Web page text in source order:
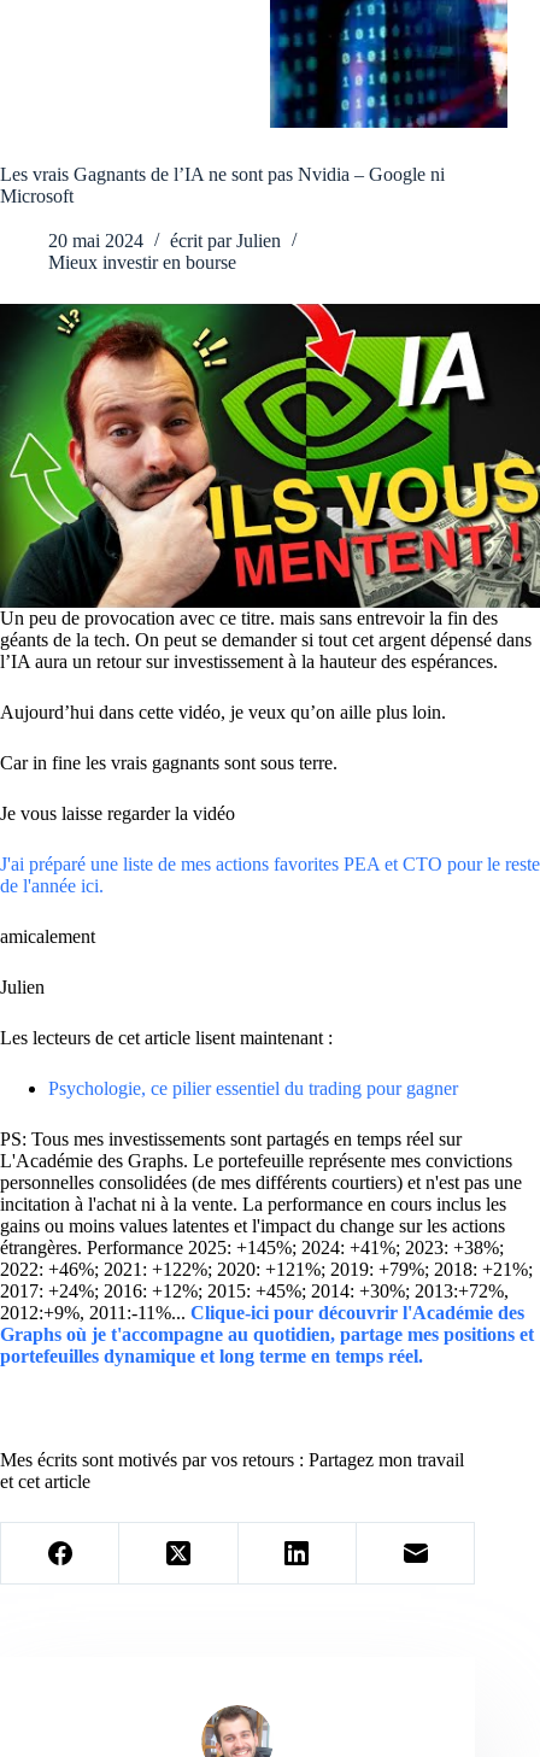
Les vrais Gagnants de l’IA ne sont pas Nvidia – Google ni
Microsoft
20 mai 2024 écrit par Julien
Mieux investir en bourse
Un peu de provocation avec ce titre. mais sans entrevoir la fin des
géants de la tech. On peut se demander si tout cet argent dépensé dans
l’IA aura un retour sur investissement à la hauteur des espérances.
Aujourd’hui dans cette vidéo, je veux qu’on aille plus loin.
Car in fine les vrais gagnants sont sous terre.
Je vous laisse regarder la vidéo
J'ai préparé une liste de mes actions favorites PEA et CTO pour le reste
de l'année ici.
amicalement
Julien
Les lecteurs de cet article lisent maintenant :
Psychologie, ce pilier essentiel du trading pour gagner
PS: Tous mes investissements sont partagés en temps réel sur
L'Académie des Graphs. Le portefeuille représente mes convictions
personnelles consolidées (de mes différents courtiers) et n'est pas une
incitation à l'achat ni à la vente. La performance en cours inclus les
gains ou moins values latentes et l'impact du change sur les actions
étrangères. Performance 2025: +145%; 2024: +41%; 2023: +38%;
2022: +46%; 2021: +122%; 2020: +121%; 2019: +79%; 2018: +21%;
2017: +24%; 2016: +12%; 2015: +45%; 2014: +30%; 2013:+72%,
2012:+9%, 2011:-11%... Clique-ici pour découvrir l'Académie des
Graphs où je t'accompagne au quotidien, partage mes positions et
portefeuilles dynamique et long terme en temps réel.
Mes écrits sont motivés par vos retours : Partagez mon travail
et cet article